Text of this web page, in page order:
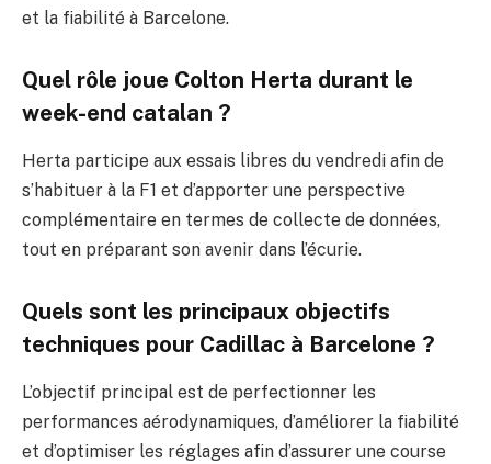
et la fiabilité à Barcelone.
Quel rôle joue Colton Herta durant le
week-end catalan ?
Herta participe aux essais libres du vendredi afin de
s’habituer à la F1 et d’apporter une perspective
complémentaire en termes de collecte de données,
tout en préparant son avenir dans l’écurie.
Quels sont les principaux objectifs
techniques pour Cadillac à Barcelone ?
L’objectif principal est de perfectionner les
performances aérodynamiques, d’améliorer la fiabilité
et d’optimiser les réglages afin d’assurer une course